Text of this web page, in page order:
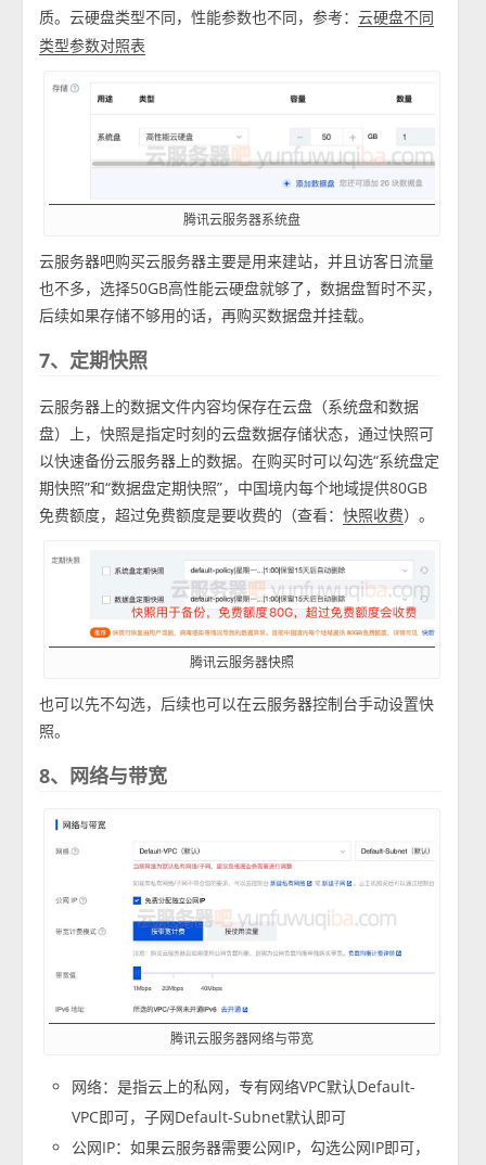
质。云硬盘类型不同，性能参数也不同，参考：云硬盘不同
类型参数对照表
腾讯云服务器系统盘
云服务器吧购买云服务器主要是用来建站，并且访客日流量
也不多，选择50GB高性能云硬盘就够了，数据盘暂时不买，
后续如果存储不够用的话，再购买数据盘并挂载。
7、定期快照
云服务器上的数据文件内容均保存在云盘（系统盘和数据
盘）上，快照是指定时刻的云盘数据存储状态，通过快照可
以快速备份云服务器上的数据。在购买时可以勾选“系统盘定
期快照”和“数据盘定期快照”，中国境内每个地域提供80GB
免费额度，超过免费额度是要收费的（查看：快照收费）。
腾讯云服务器快照
也可以先不勾选，后续也可以在云服务器控制台手动设置快
照。
8、网络与带宽
腾讯云服务器网络与带宽
网络：是指云上的私网，专有网络VPC默认Default-
VPC即可，子网Default-Subnet默认即可
公网IP：如果云服务器需要公网IP，勾选公网IP即可，